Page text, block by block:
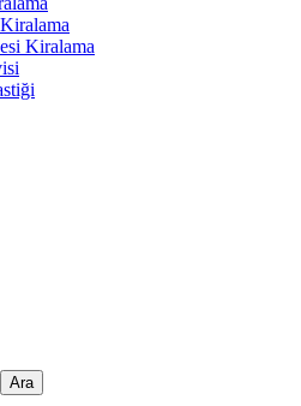
Kiralama
Ara